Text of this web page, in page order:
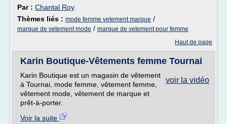
Par : Chantal Roy
Thèmes liés : mode femme vetement marque /
marque de vetement mode / marque de vetement pour femme
Haut de page
Karin Boutique-Vêtements femme Tournai
voir la vidéo
Karin Boutique est un magasin de vêtement
à Tournai, mode femme, vêtement femme,
vêtement mode, vêtement de marque et
prêt-à-porter.
Voir la suite